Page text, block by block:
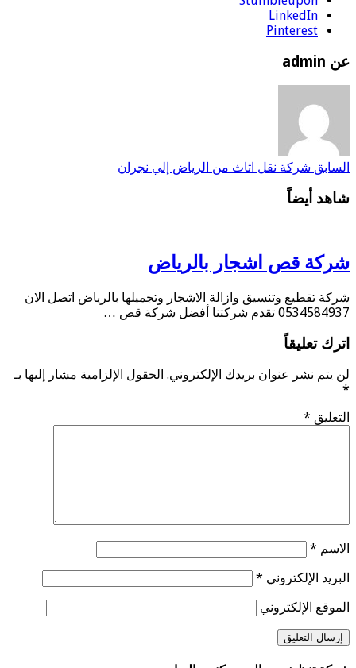
LinkedIn
Pinterest
عن admin
السابق شركة نقل اثاث من الرياض إلي نجران
شاهد أيضاً
شركة قص اشجار بالرياض
شركة تقطيع وتنسيق وازالة الاشجار وتجميلها بالرياض اتصل الان
0534584937 تقدم شركتنا أفضل شركة قص …
اترك تعليقاً
لن يتم نشر عنوان بريدك الإلكتروني. الحقول الإلزامية مشار إليها بـ
*
التعليق *
الاسم *
البريد الإلكتروني *
الموقع الإلكتروني